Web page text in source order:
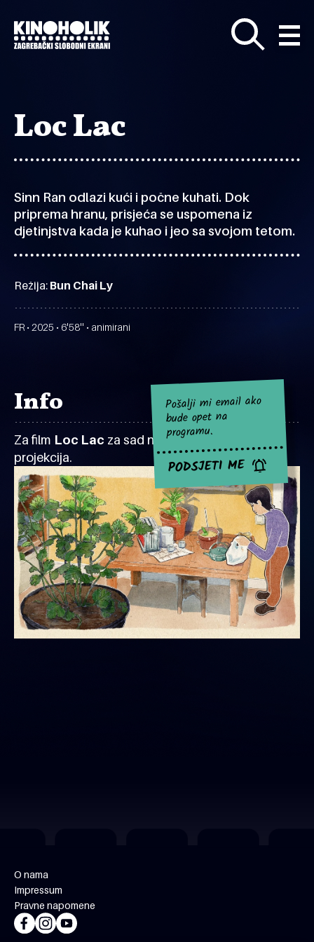
glavni
sadržaj
Loc Lac
Sinn Ran odlazi kući i počne kuhati. Dok
priprema hranu, prisjeća se uspomena iz
djetinjstva kada je kuhao i jeo sa svojom tetom.
Režija: Bun Chai Ly
FR • 2025 • 6'58'' • animirani
Info
Za film Loc Lac za sad nema najavljenih
projekcija.
Pošalji mi email ako
bude opet na
programu.
PODSJETI ME
O nama
Impressum
Pravne napomene